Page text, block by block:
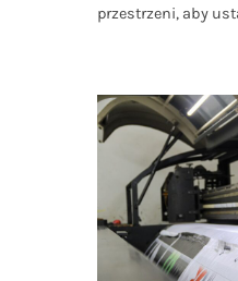
przestrzeni, aby